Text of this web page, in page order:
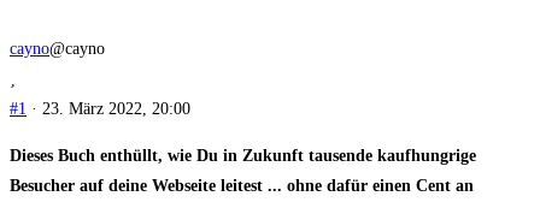
cayno@cayno
#1 · 23. März 2022, 20:00
Dieses Buch enthüllt, wie Du in Zukunft tausende kaufhungrige
Besucher auf deine Webseite leitest ... ohne dafür einen Cent an